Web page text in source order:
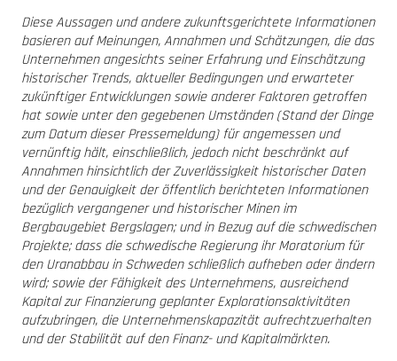
Diese Aussagen und andere zukunftsgerichtete Informationen
basieren auf Meinungen, Annahmen und Schätzungen, die das
Unternehmen angesichts seiner Erfahrung und Einschätzung
historischer Trends, aktueller Bedingungen und erwarteter
zukünftiger Entwicklungen sowie anderer Faktoren getroffen
hat sowie unter den gegebenen Umständen (Stand der Dinge
zum Datum dieser Pressemeldung) für angemessen und
vernünftig hält, einschließlich, jedoch nicht beschränkt auf
Annahmen hinsichtlich der Zuverlässigkeit historischer Daten
und der Genauigkeit der öffentlich berichteten Informationen
bezüglich vergangener und historischer Minen im
Bergbaugebiet Bergslagen; und in Bezug auf die schwedischen
Projekte; dass die schwedische Regierung ihr Moratorium für
den Uranabbau in Schweden schließlich aufheben oder ändern
wird; sowie der Fähigkeit des Unternehmens, ausreichend
Kapital zur Finanzierung geplanter Explorationsaktivitäten
aufzubringen, die Unternehmenskapazität aufrechtzuerhalten
und der Stabilität auf den Finanz- und Kapitalmärkten.